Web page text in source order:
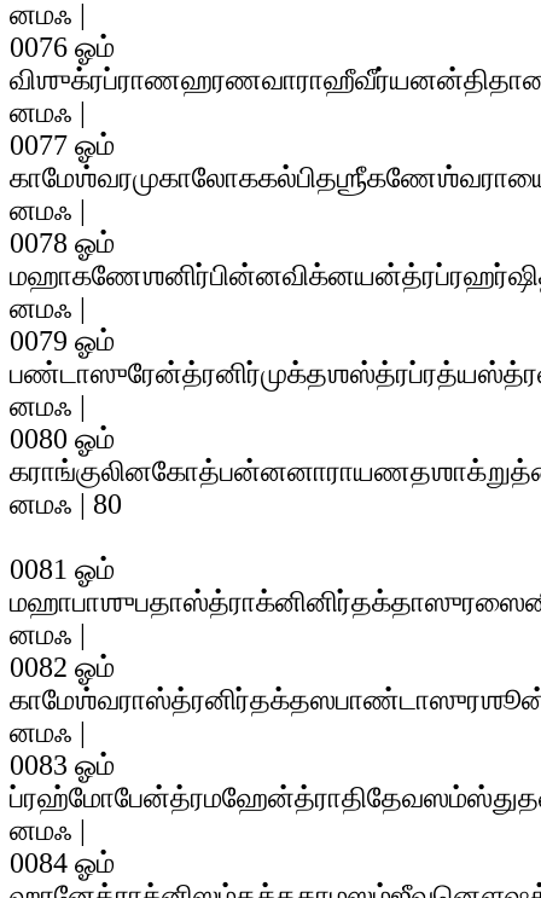
னமஃ |
0076 ஓம்
னமஃ |
0077 ஓம்
னமஃ |
0078 ஓம்
னமஃ |
0079 ஓம்
னமஃ |
0080 ஓம்
னமஃ | 80
0081 ஓம்
னமஃ |
0082 ஓம்
னமஃ |
0083 ஓம்
னமஃ |
0084 ஓம்